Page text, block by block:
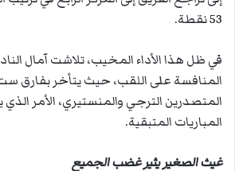
53 نقطة.
في ظل هذا الأداء المخيب، تلاشت آمال
المنافسة على اللقب، حيث يتأخر بفارق
المتصدرين الترجي والمنستيري، الأمر
المباريات المتبقية.
غيث الصغير يثير غضب الجميع